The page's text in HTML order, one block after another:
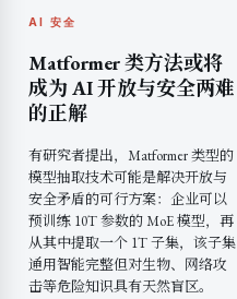
AI 安全
Matformer 类方法或将
成为 AI 开放与安全两难
的正解
有研究者提出，Matformer 类型的
模型抽取技术可能是解决开放与
安全矛盾的可行方案：企业可以
预训练 10T 参数的 MoE 模型，再
从其中提取一个 1T 子集，该子集
通用智能完整但对生物、网络攻
击等危险知识具有天然盲区。